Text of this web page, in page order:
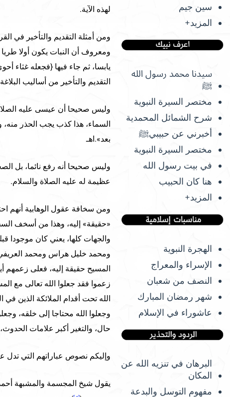
سين جيم
المزيد+
سيدنا محمد رسول الله
ﷺ
مختصر السيرة النبوية
شرح الشمائل المحمدية
أخبرني عن حبيبيﷺ
مختصر السيرة النبوية
في بيت رسول الله
هنا كان الحبيب
المزيد+
الهجرة النبوية
الإسراء والمعراج
النصف من شعبان
شهر رمضان المبارك
عاشوراء في الإسلام
البرهان في تنزيه الله عن
المكان
مفهوم التوسل والبدعة
لهذه الآية.
ومعروف أن النبات يكون أولا
يابسا، ثم جاء فيها {فجعله غثاء
التقديم والتأخير من أساليب
وليس صحيحا أن عيسى عليه الصلاة
السماء، هذا كذب يجب الحذر
بعد».اهـ
وليس صحيحا أنه رفع نائما، بل
عظيمة له عليه الصلاة والسلام.
ومن سخافة عقول الوهابية أنهم
«حقيقة» إليه، وهذا من أسخف
والجهات كلها، يعني كان موجودا
ومحمد خليل هراس ومحمد العريفي
المسيح حقيقة إليه، فعلى زعمهم
زعموا فقد جعلوا الله تعالى مع
الله تحت أقدام الملائكة الذين في
وجعلوا الله محتاجا إلى خلقه،
حال، والتغير أكبر علامات
وإليكم نصوص عباراتهم التي تدل
يقول شيخ المجسمة والمشبهة